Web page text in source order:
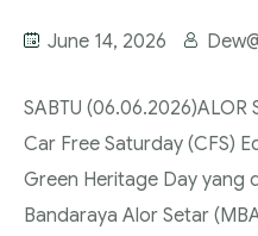
June 14, 2026
SABTU (06.06.2026)‎‎ALOR
Car Free Saturday (CFS)
Green Heritage Day yang
Bandaraya Alor Setar